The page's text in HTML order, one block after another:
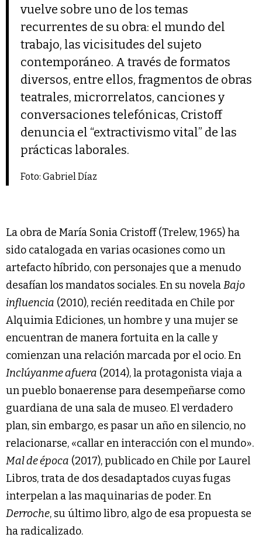
vuelve sobre uno de los temas
recurrentes de su obra: el mundo del
trabajo, las vicisitudes del sujeto
contemporáneo. A través de formatos
diversos, entre ellos, fragmentos de obras
teatrales, microrrelatos, canciones y
conversaciones telefónicas, Cristoff
denuncia el “extractivismo vital” de las
prácticas laborales.
Foto: Gabriel Díaz
La obra de María Sonia Cristoff (Trelew, 1965) ha
sido catalogada en varias ocasiones como un
artefacto híbrido, con personajes que a menudo
desafían los mandatos sociales. En su novelaBajo
influencia (2010), recién reeditada en Chile por
Alquimia Ediciones, un hombre y una mujer se
encuentran de manera fortuita en la calle y
comienzan una relación marcada por el ocio. En
Inclúyanme afuera (2014), la protagonista viaja a
un pueblo bonaerense para desempeñarse como
guardiana de una sala de museo. El verdadero
plan, sin embargo, es pasar un año en silencio, no
relacionarse, «callar en interacción con el mundo».
Mal de época (2017), publicado en Chile por Laurel
Libros, trata de dos desadaptados cuyas fugas
interpelan a las maquinarias de poder. En
Derroche, su último libro, algo de esa propuesta se
ha radicalizado.